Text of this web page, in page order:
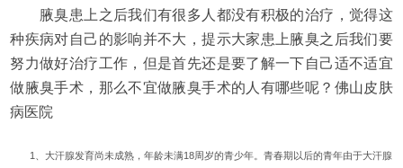
腋臭患上之后我们有很多人都没有积极的治疗，觉得这
种疾病对自己的影响并不大，提示大家患上腋臭之后我们要
努力做好治疗工作，但是首先还是要了解一下自己适不适宜
做腋臭手术，那么不宜做腋臭手术的人有哪些呢？佛山皮肤
病医院
1、大汗腺发育尚未成熟，年龄未满18周岁的青少年。青春期以后的青年由于大汗腺